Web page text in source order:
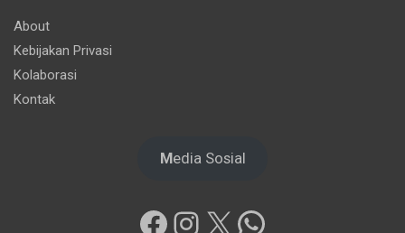
About
Kebijakan Privasi
Kolaborasi
Kontak
Media Sosial
Facebook
Instagram
X WhatsApp